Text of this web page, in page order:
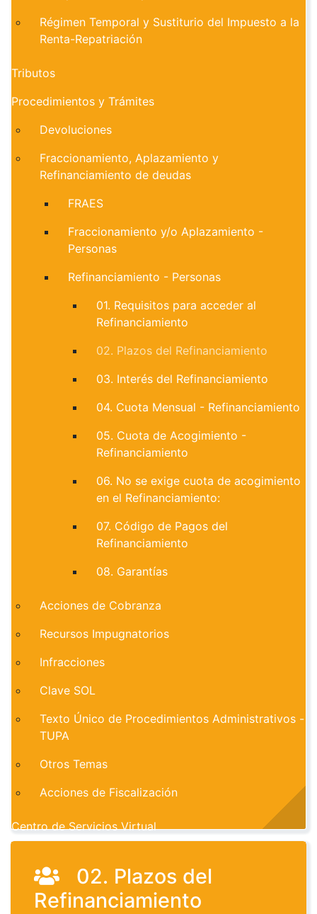
02. Plazos del
Refinanciamiento
Régimen Temporal y Sustiturio del Impuesto a la
Renta-Repatriación
Tributos
Procedimientos y Trámites
Devoluciones
Fraccionamiento, Aplazamiento y
Refinanciamiento de deudas
FRAES
Fraccionamiento y/o Aplazamiento -
Personas
Refinanciamiento - Personas
01. Requisitos para acceder al
Refinanciamiento
02. Plazos del Refinanciamiento
03. Interés del Refinanciamiento
04. Cuota Mensual - Refinanciamiento
05. Cuota de Acogimiento -
Refinanciamiento
06. No se exige cuota de acogimiento
en el Refinanciamiento:
07. Código de Pagos del
Refinanciamiento
08. Garantías
Acciones de Cobranza
Recursos Impugnatorios
Infracciones
Clave SOL
Texto Único de Procedimientos Administrativos -
TUPA
Otros Temas
Acciones de Fiscalización
Centro de Servicios Virtual